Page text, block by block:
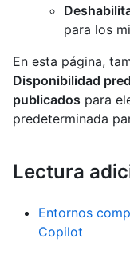
para los
En esta página,
Disponibilidad
publicados para
predeterminada
Lectura
Entornos
Copilot